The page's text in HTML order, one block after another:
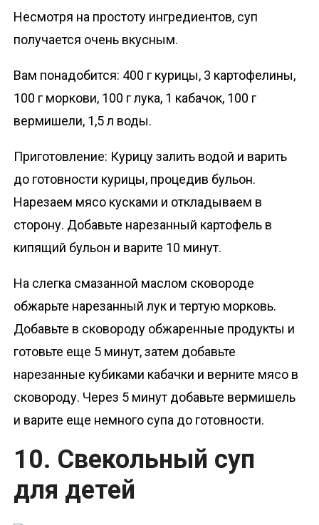
Несмотря на простоту ингредиентов, суп
получается очень вкусным.
Вам понадобится: 400 г курицы, 3 картофелины,
100 г моркови, 100 г лука, 1 кабачок, 100 г
вермишели, 1,5 л воды.
Приготовление: Курицу залить водой и варить
до готовности курицы, процедив бульон.
Нарезаем мясо кусками и откладываем в
сторону. Добавьте нарезанный картофель в
кипящий бульон и варите 10 минут.
На слегка смазанной маслом сковороде
обжарьте нарезанный лук и тертую морковь.
Добавьте в сковороду обжаренные продукты и
готовьте еще 5 минут, затем добавьте
нарезанные кубиками кабачки и верните мясо в
сковороду. Через 5 минут добавьте вермишель
и варите еще немного супа до готовности.
10. Свекольный суп
для детей